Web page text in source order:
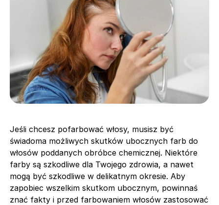
Jeśli chcesz pofarbować włosy, musisz być
świadoma możliwych skutków ubocznych farb do
włosów poddanych obróbce chemicznej. Niektóre
farby są szkodliwe dla Twojego zdrowia, a nawet
mogą być szkodliwe w delikatnym okresie. Aby
zapobiec wszelkim skutkom ubocznym, powinnaś
znać fakty i przed farbowaniem włosów zastosować